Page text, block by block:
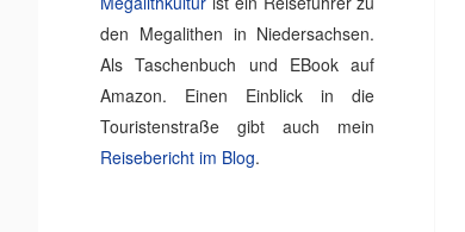
den Megalithen in Niedersachsen.
Als Taschenbuch und EBook auf
Amazon. Einen Einblick in die
Touristenstraße gibt auch mein
Reisebericht im Blog.